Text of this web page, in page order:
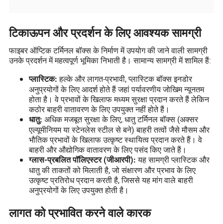
टिकाऊपन और प्रदर्शन के लिए आवश्यक सामग्री
फाइबर ऑप्टिक टर्मिनल बॉक्स के निर्माण में उपयोग की जाने वाली सामग्री
उनके प्रदर्शन में महत्वपूर्ण भूमिका निभाती है। सामान्य सामग्री में शामिल हैं:
प्लास्टिक: हल्के और लागत-प्रभावी, प्लास्टिक बॉक्स इनडोर
अनुप्रयोगों के लिए आदर्श होते हैं जहां पर्यावरणीय जोखिम न्यूनतम
होता है। वे प्रभावों के खिलाफ मध्यम सुरक्षा प्रदान करते हैं लेकिन
कठोर बाहरी वातावरण के लिए उपयुक्त नहीं होते हैं।
धातु: अधिक मजबूत सुरक्षा के लिए, धातु टर्मिनल बॉक्स (अक्सर
एल्यूमीनियम या स्टेनलेस स्टील से बने) बाहरी तत्वों जैसे मौसम और
भौतिक प्रभावों के खिलाफ उत्कृष्ट स्थायित्व प्रदान करते हैं। वे
बाहरी और औद्योगिक वातावरण के लिए पसंद किए जाते हैं।
ग्लास-प्रबलित पॉलिएस्टर (जीआरपी): यह सामग्री प्लास्टिक और
धातु की ताकतों को मिलाती है, जो संक्षारण और प्रभाव के लिए
उत्कृष्ट प्रतिरोध प्रदान करती है, जिससे यह मांग वाले बाहरी
अनुप्रयोगों के लिए उपयुक्त होती है।
लागत को प्रभावित करने वाले कारक